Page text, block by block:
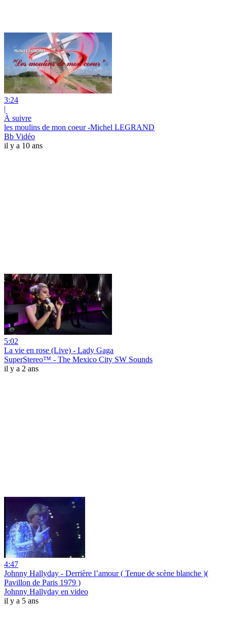
3:24
|
À suivre
les moulins de mon coeur -Michel LEGRAND
Bb Vidéo
il y a 10 ans
5:02
La vie en rose (Live) - Lady Gaga
SuperStereo™ - The Mexico City SW Sounds
il y a 2 ans
4:47
Johnny Hallyday - Derrière l’amour ( Tenue de scène blanche )(
Pavillon de Paris 1979 )
Johnny Hallyday en video
il y a 5 ans